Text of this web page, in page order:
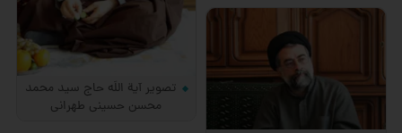
تصویر آیة اللَه حاج سید محمد
محسن حسینی طهرانی